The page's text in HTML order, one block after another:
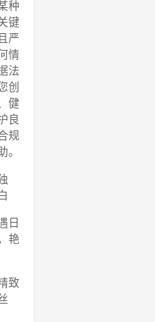
种
键
严
情
法
创
健
良
规
。
日
艳
致